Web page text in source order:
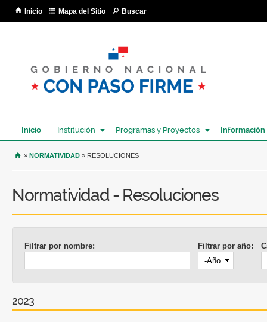
Inicio Mapa del Sitio Buscar
Inicio Institución Programas y Proyectos Información
USTED SE ENCUENTRA AQUÍ
» NORMATIVIDAD » RESOLUCIONES
Normatividad - Resoluciones
Filtrar por nombre:
Filtrar por año:
Año
2023